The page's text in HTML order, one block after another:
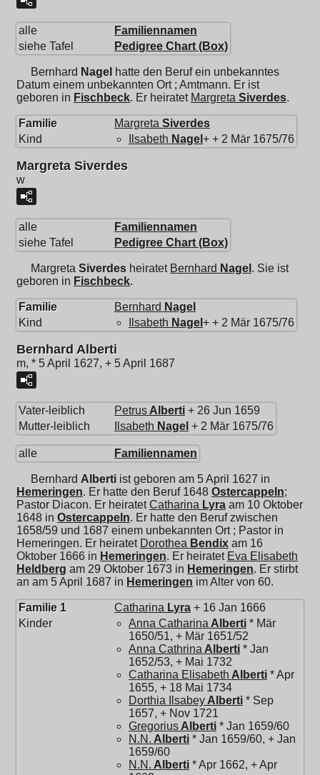
alle
Familiennamen
siehe Tafel
Pedigree Chart (Box)
Bernhard Nagel hatte den Beruf ein unbekanntes
Datum einem unbekannten Ort ; Amtmann. Er ist
geboren in Fischbeck. Er heiratet Margreta Siverdes.
Familie Margreta Siverdes
Kind
Ilsabeth Nagel + + 2 Mär 1675/76
Margreta Siverdes
w
alle
Familiennamen
siehe Tafel
Pedigree Chart (Box)
Margreta Siverdes heiratet Bernhard Nagel . Sie ist
geboren in Fischbeck.
Familie Bernhard Nagel
Kind
Ilsabeth Nagel + + 2 Mär 1675/76
Bernhard Alberti
m, * 5 April 1627, + 5 April 1687
Vater-leiblich Petrus Alberti + 26 Jun 1659
Mutter-leiblich
Ilsabeth Nagel + 2 Mär 1675/76
alle Familiennamen
Bernhard Alberti ist geboren am 5 April 1627 in
Hemeringen. Er hatte den Beruf 1648 Ostercappeln;
Pastor Diacon. Er heiratetCatharina Lyra am 10 Oktober
1648 in Ostercappeln. Er hatte den Beruf zwischen
1658/59 und 1687 einem unbekannten Ort ; Pastor in
Hemeringen. Er heiratet Dorothea Bendix am 16
Oktober 1666 in Hemeringen. Er heiratet Eva Elisabeth
Heldberg am 29 Oktober 1673 in Hemeringen. Er stirbt
an am 5 April 1687 in Hemeringen im Alter von 60.
Familie 1 Catharina Lyra + 16 Jan 1666
Kinder
Anna Catharina Alberti * Mär
1650/51, + Mär 1651/52
Anna Cathrina Alberti * Jan
1652/53, + Mai 1732
Catharina Elisabeth Alberti * Apr
1655, + 18 Mai 1734
Dorthia Ilsabey Alberti * Sep
1657, + Nov 1721
Gregorius Alberti * Jan 1659/60
N.N. Alberti * Jan 1659/60, + Jan
1659/60
N.N. Alberti * Apr 1662, + Apr